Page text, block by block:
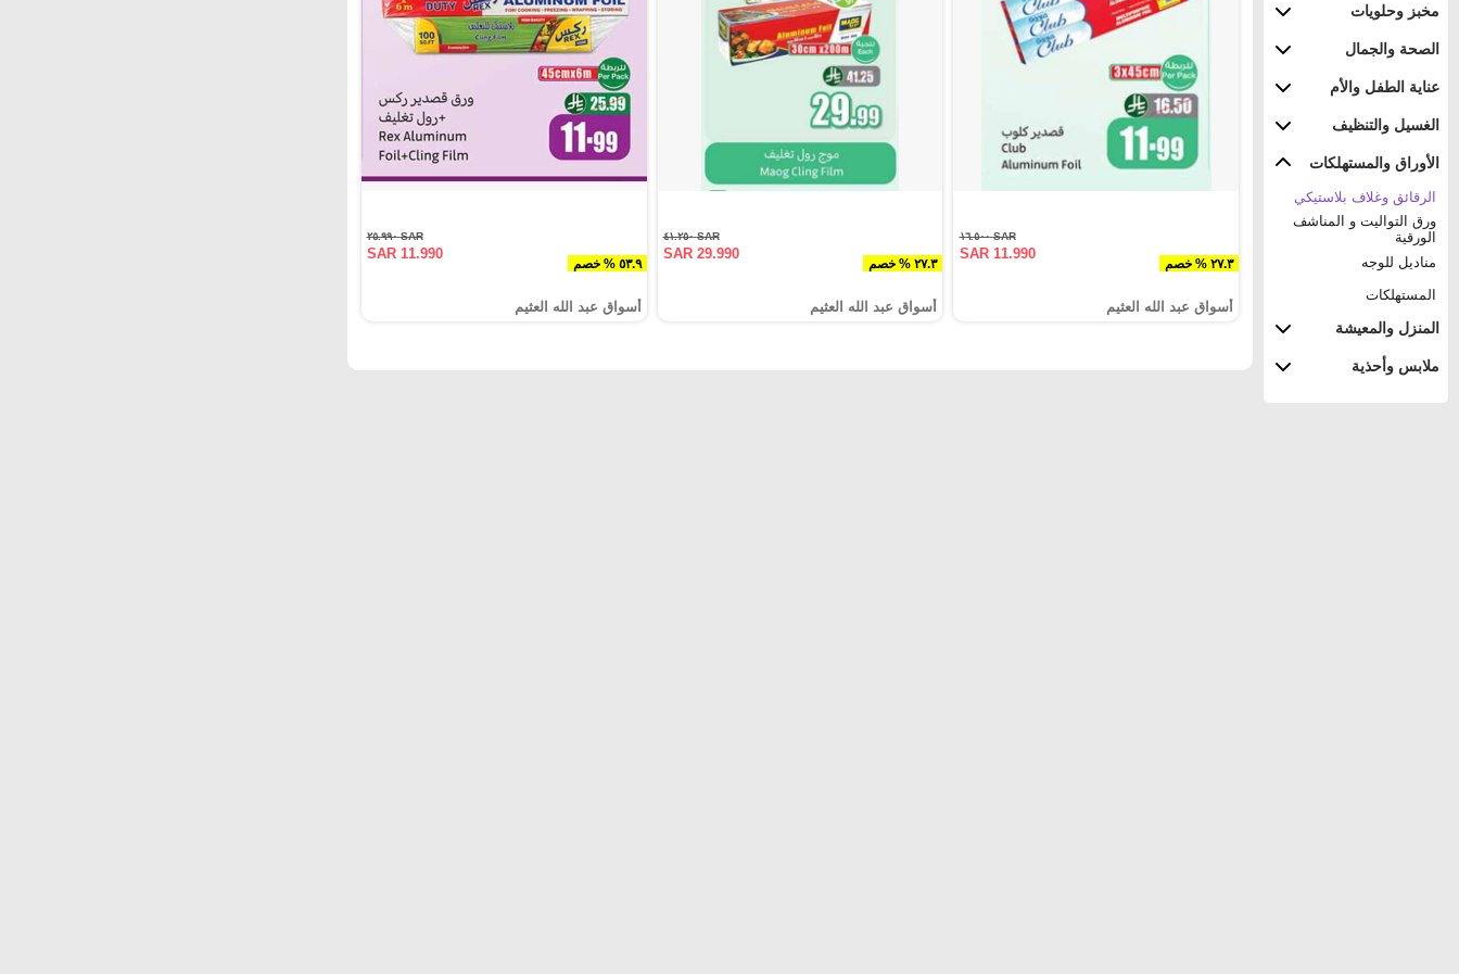
مخبز وحلويات
الصحة والجمال
عناية الطفل والأم
الغسيل والتنظيف
الأوراق والمستهلكات
الرقائق وغلاف بلاستيكي
ورق التواليت و المناشف
الورقية
مناديل للوجه
المستهلكات
المنزل والمعيشة
ملابس وأحذية
٢٧.٣ % خصم
SAR ١٦.٥٠٠
SAR 11.990
أسواق عبد الله العثيم
٢٧.٣ % خصم
SAR ٤١.٢٥٠
SAR 29.990
أسواق عبد الله العثيم
٥٣.٩ % خصم
SAR ٢٥.٩٩٠
SAR 11.990
أسواق عبد الله العثيم